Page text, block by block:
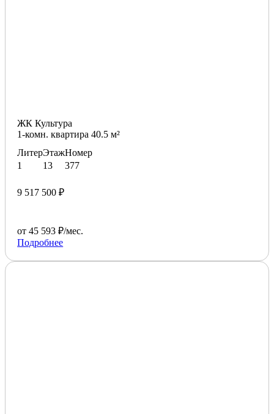
ЖК Культура
1-комн. квартира 40.5 м²
Литер
1
Этаж
13
Номер
377
9 517 500 ₽
от 45 593 ₽/мес.
Подробнее